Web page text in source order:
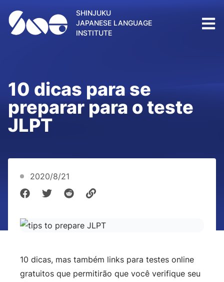
SHINJUKU
JAPANESE LANGUAGE
INSTITUTE
10 dicas para se
preparar para o teste
JLPT
2020/8/21
10 dicas, mas também links para testes online
gratuitos que permitirão que você verifique seu